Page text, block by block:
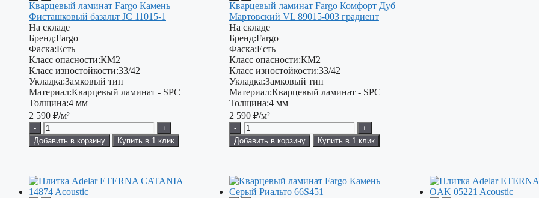
Кварцевый ламинат Fargo Камень
Фисташковый базальт JC 11015-1
На складе
Бренд:Fargo
Фаска:Есть
Класс опасности:КМ2
Класс изностойкости:33/42
Укладка:Замковый тип
Материал:Кварцевый ламинат - SPC
Толщина:4 мм
2 590 ₽/м²
-
+
Добавить в корзину
Купить в 1 клик
Кварцевый ламинат Fargo Комфорт Дуб
Мартовский VL 89015-003 градиент
На складе
Бренд:Fargo
Фаска:Есть
Класс опасности:КМ2
Класс изностойкости:33/42
Укладка:Замковый тип
Материал:Кварцевый ламинат - SPC
Толщина:4 мм
2 590 ₽/м²
-
+
Добавить в корзину
Купить в 1 клик